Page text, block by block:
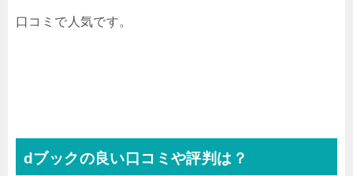
口コミで人気です。
dブックの良い口コミや評判は？